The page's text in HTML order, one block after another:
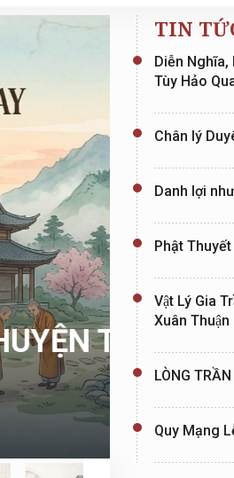
KÍNH
TRƯỚC
TIN
Diễn Nghĩa,
Tùy Hảo
Chân lý
Danh lợi
Phật
Vật Lý Gia
Xuân Thuận
LÒNG TRẦN
Quy Mạng